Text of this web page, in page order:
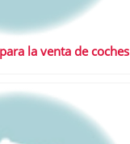
la venta de coches